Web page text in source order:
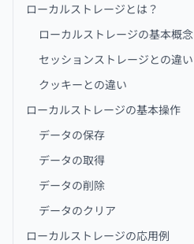
ローカルストレージとは？
ローカルストレージの基本概念
セッションストレージとの違い
クッキーとの違い
ローカルストレージの基本操作
データの保存
データの取得
データの削除
データのクリア
ローカルストレージの応用例